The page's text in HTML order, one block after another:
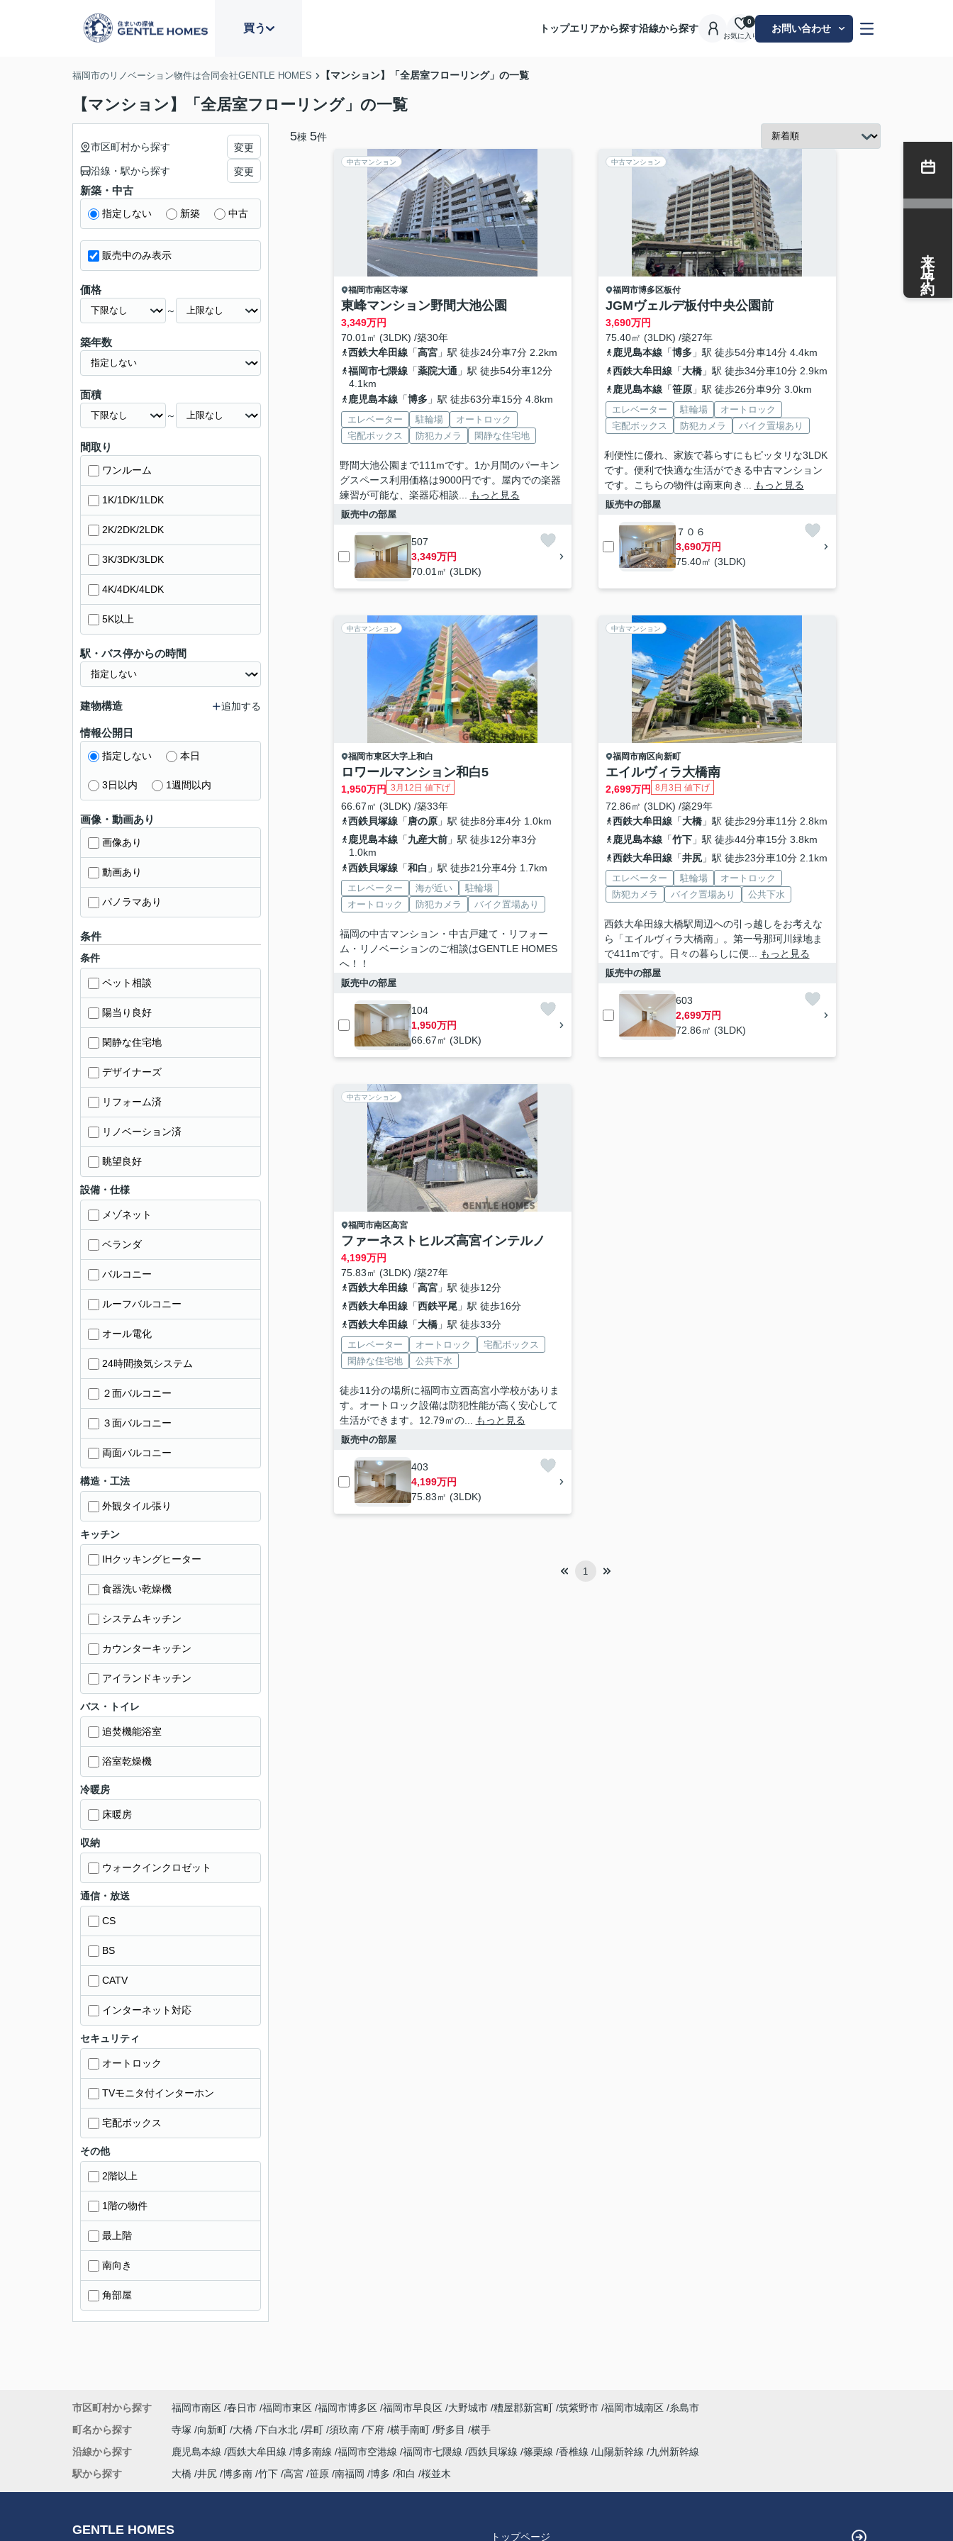
買う トップエリアから探す沿線から探す
お気に入り
0
お問い合わせ
福岡市のリノベーション物件は合同会社GENTLE HOMES 【マンション】「全居室フローリング」の一覧
【マンション】「全居室フローリング」の一覧
5棟 5件
中古マンション
福岡市南区寺塚
東峰マンション野間大池公園
3,349万円
70.01㎡ (3LDK) /築30年
西鉄大牟田線「高宮」駅 徒歩24分車7分 2.2km
福岡市七隈線「薬院大通 」駅 徒歩54分車12分
4.1km
鹿児島本線「博多」駅 徒歩63分車15分 4.8km
エレベーター 駐輪場
オートロック
宅配ボックス
防犯カメラ 閑静な住宅地
野間大池公園まで111mです。1か月間のパーキン
グスペース利用価格は9000円です。屋内での楽器
練習が可能な、楽器応相談...
もっと見る
販売中の部屋
507
3,349万円
70.01㎡ (3LDK)
中古マンション
福岡市博多区板付
JGMヴェルデ板付中央公園前
3,690万円
75.40㎡ (3LDK) /築27年
鹿児島本線「博多」駅 徒歩54分車14分 4.4km
西鉄大牟田線「大橋」駅 徒歩34分車10分 2.9km
鹿児島本線「笹原」駅 徒歩26分車9分 3.0km
エレベーター 駐輪場
オートロック
宅配ボックス
防犯カメラ バイク置場あり
利便性に優れ、家族で暮らすにもピッタリな3LDK
です。便利で快適な生活ができる中古マンション
です。こちらの物件は南東向き...
もっと見る
販売中の部屋
７０６
3,690万円
75.40㎡ (3LDK)
中古マンション
福岡市東区大字上和白
ロワールマンション和白5
1,950万円 3月12日 値下げ
66.67㎡ (3LDK) /築33年
西鉄貝塚線「唐の原」駅 徒歩8分車4分 1.0km
鹿児島本線「九産大前」駅 徒歩12分車3分
1.0km
西鉄貝塚線「和白 」駅 徒歩21分車4分 1.7km
エレベーター 海が近い
駐輪場
オートロック
防犯カメラ バイク置場あり
福岡の中古マンション・中古戸建て・リフォー
ム・リノベーションのご相談はGENTLE HOMES
へ！！
販売中の部屋
104
1,950万円
66.67㎡ (3LDK)
中古マンション
福岡市南区向新町
エイルヴィラ大橋南
2,699万円 8月3日 値下げ
72.86㎡ (3LDK) /築29年
西鉄大牟田線「大橋」駅 徒歩29分車11分 2.8km
鹿児島本線「竹下」駅 徒歩44分車15分 3.8km
西鉄大牟田線「井尻」駅 徒歩23分車10分 2.1km
エレベーター 駐輪場
オートロック
防犯カメラ
バイク置場あり 公共下水
西鉄大牟田線大橋駅周辺への引っ越しをお考えな
ら「エイルヴィラ大橋南」。第一号那珂川緑地ま
で411mです。日々の暮らしに便...
もっと見る
販売中の部屋
603
2,699万円
72.86㎡ (3LDK)
中古マンション
福岡市南区高宮
ファーネストヒルズ高宮インテルノ
4,199万円
75.83㎡ (3LDK) /築27年
西鉄大牟田線「高宮」駅 徒歩12分
西鉄大牟田線「西鉄平尾」駅 徒歩16分
西鉄大牟田線「大橋」駅 徒歩33分
エレベーター オートロック
宅配ボックス
閑静な住宅地
公共下水
徒歩11分の場所に福岡市立西高宮小学校がありま
す。オートロック設備は防犯性能が高く安心して
生活ができます。12.79㎡の...
もっと見る
販売中の部屋
403
4,199万円
75.83㎡ (3LDK)
1
市区町村から探す 変更
沿線・駅から探す 変更
新築・中古
指定しない 新築 中古
販売中のみ表示
価格
～
築年数
面積
～
間取り
ワンルーム
1K/1DK/1LDK
2K/2DK/2LDK
3K/3DK/3LDK
4K/4DK/4LDK
5K以上
駅・バス停からの時間
建物構造 追加する
情報公開日
指定しない 本日
3日以内 1週間以内
画像・動画あり
画像あり
動画あり
パノラマあり
条件
条件
ペット相談
陽当り良好
閑静な住宅地
デザイナーズ
リフォーム済
リノベーション済
眺望良好
設備・仕様
メゾネット
ベランダ
バルコニー
ルーフバルコニー
オール電化
24時間換気システム
２面バルコニー
３面バルコニー
両面バルコニー
構造・工法
外観タイル張り
キッチン
IHクッキングヒーター
食器洗い乾燥機
システムキッチン
カウンターキッチン
アイランドキッチン
バス・トイレ
追焚機能浴室
浴室乾燥機
冷暖房
床暖房
収納
ウォークインクロゼット
通信・放送
CS
BS
CATV
インターネット対応
セキュリティ
オートロック
TVモニタ付インターホン
宅配ボックス
その他
2階以上
1階の物件
最上階
南向き
角部屋
来店予約
市区町村から探す 福岡市南区 春日市 福岡市東区 福岡市博多区 福岡市早良区 大野城市 糟屋郡新宮町 筑紫野市 福岡市城南区 糸島市
町名から探す
寺塚 向新町 大橋 下白水北 昇町 須玖南 下府 横手南町 野多目
横手
沿線から探す
鹿児島本線 西鉄大牟田線 博多南線 福岡市空港線 福岡市七隈線 西鉄貝塚線 篠栗線 香椎線 山陽新幹線
九州新幹線
駅から探す
大橋 井尻 博多南 竹下 高宮 笹原 南福岡 博多 和白 桜並木
GENTLE HOMES トップページ